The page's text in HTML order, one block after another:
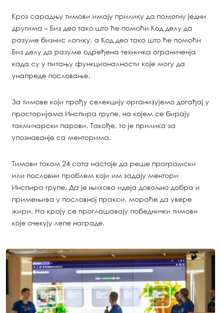
Кроз сарадњу тимови имају прилику да помогну једни
другима – Биз део тако што ће помоћи Код делу да
разуме бизнис логику, а Код део тако што ће помоћи
Биз делу да разуме одређена техничка ограниченја
када су у питању функционалности које могу да
унапреде пословање.
За тимове који прођу селекцију организујемо догађај у
просторијама Инспира групе, на којем се бирају
такмичарски парови. Такође, то је прилика за
упознаванје са менторима.
Тимови током 24 сата настоје да реше програмски
или пословни проблем који им задају ментори
Инспира групе. Да је њихова идеја довољно добра и
примењива у пословној пракси, мораће да увере
жири. На крају се проглашавају победнички тимови
које очекују лепе награде.